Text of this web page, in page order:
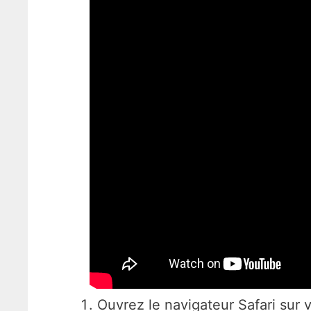
Ouvrez le navigateur Safari sur